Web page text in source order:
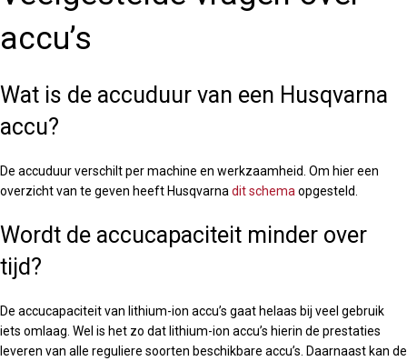
accu’s
Wat is de accuduur van een Husqvarna
accu?
De accuduur verschilt per machine en werkzaamheid. Om hier een
overzicht van te geven heeft Husqvarna dit schema opgesteld.
Wordt de accucapaciteit minder over
tijd?
De accucapaciteit van lithium-ion accu’s gaat helaas bij veel gebruik
iets omlaag. Wel is het zo dat lithium-ion accu’s hierin de prestaties
leveren van alle reguliere soorten beschikbare accu’s. Daarnaast kan de